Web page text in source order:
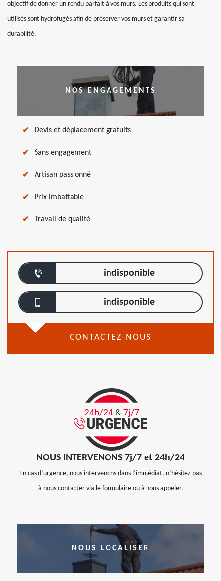
objectif de donner un rendu parfait à vos murs. Les produits qui sont
utilisés sont hydrofugés afin de préserver vos murs et garantir sa
durabilité.
NOS ENGAGEMENTS
Devis et déplacement gratuits
Sans engagement
Artisan passionné
Prix imbattable
Travail de qualité
indisponible
indisponible
CONTACTEZ-NOUS
NOUS INTERVENONS 7j/7 et 24h/24
En cas d’urgence, nous intervenons dans l’immédiat, n’hésitez pas
à nous contacter via le formulaire ou à nous appeler.
NOUS LOCALISER